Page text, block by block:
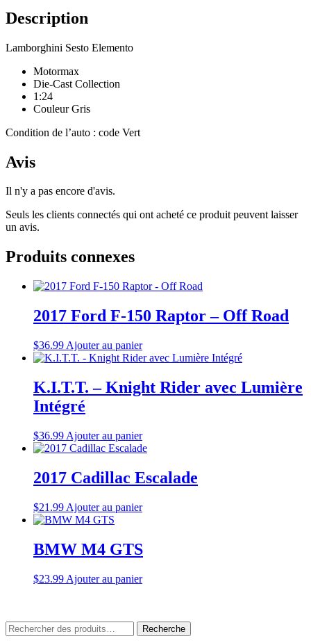
Description
Lamborghini Sesto Elemento
Motormax
Die-Cast Collection
1:24
Couleur Gris
Condition de l’auto : code Vert
Avis
Il n'y a pas encore d'avis.
Seuls les clients connectés qui ont acheté ce produit peuvent laisser
un avis.
Produits connexes
2017 Ford F-150 Raptor – Off Road
$36.99 Ajouter au panier
K.I.T.T. – Knight Rider avec Lumière
Intégré
$36.99 Ajouter au panier
2017 Cadillac Escalade
$21.99 Ajouter au panier
BMW M4 GTS
$23.99 Ajouter au panier
Rechercher
Recherche